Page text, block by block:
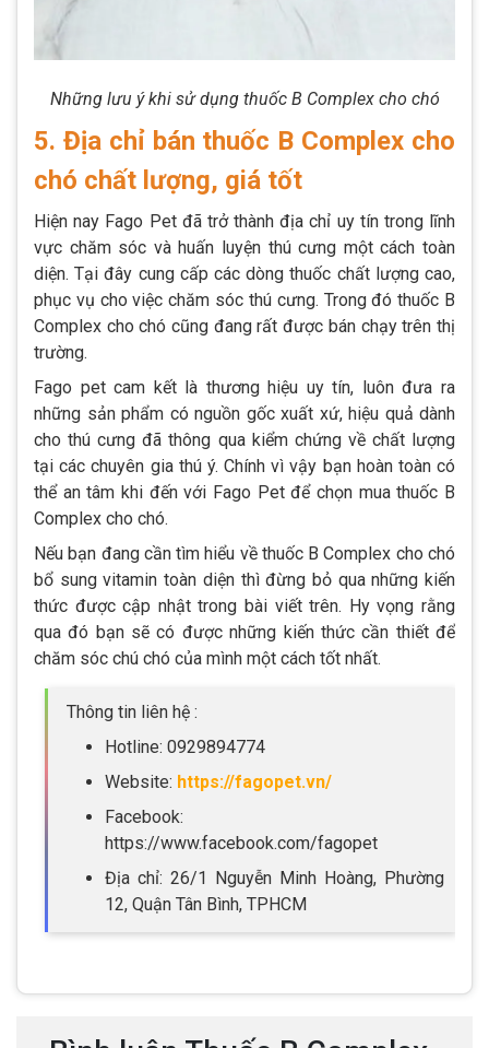
Những lưu ý khi sử dụng thuốc B Complex cho chó
5. Địa chỉ bán thuốc B Complex cho
chó chất lượng, giá tốt
Hiện nay Fago Pet đã trở thành địa chỉ uy tín trong lĩnh
vực chăm sóc và huấn luyện thú cưng một cách toàn
diện. Tại đây cung cấp các dòng thuốc chất lượng cao,
phục vụ cho việc chăm sóc thú cưng. Trong đó thuốc B
Complex cho chó cũng đang rất được bán chạy trên thị
trường.
Fago pet cam kết là thương hiệu uy tín, luôn đưa ra
những sản phẩm có nguồn gốc xuất xứ, hiệu quả dành
cho thú cưng đã thông qua kiểm chứng về chất lượng
tại các chuyên gia thú ý. Chính vì vậy bạn hoàn toàn có
thể an tâm khi đến với Fago Pet để chọn mua thuốc B
Complex cho chó.
Nếu bạn đang cần tìm hiểu về thuốc B Complex cho chó
bổ sung vitamin toàn diện thì đừng bỏ qua những kiến
thức được cập nhật trong bài viết trên. Hy vọng rằng
qua đó bạn sẽ có được những kiến thức cần thiết để
chăm sóc chú chó của mình một cách tốt nhất.
Thông tin liên hệ :
Hotline: 0929894774
Website: https://fagopet.vn/
Facebook:
https://www.facebook.com/fagopet
Địa chỉ: 26/1 Nguyễn Minh Hoàng, Phường
12, Quận Tân Bình, TPHCM